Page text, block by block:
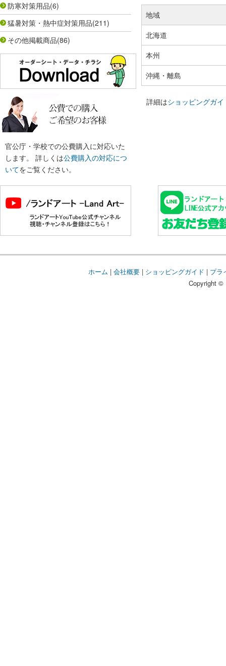
防寒対策用品(6)
猛暑対策・熱中症対策用品(211)
その他掲載商品(86)
官公庁・学校での公費購入に対応いた
します。 詳しくは公費購入の対応につ
いてをご覧ください。
地域
北海道
本州
沖縄・離島
詳細はショッピングガイ
ホーム | 会社概要| ショッピングガイド | プラ
Copyright ©